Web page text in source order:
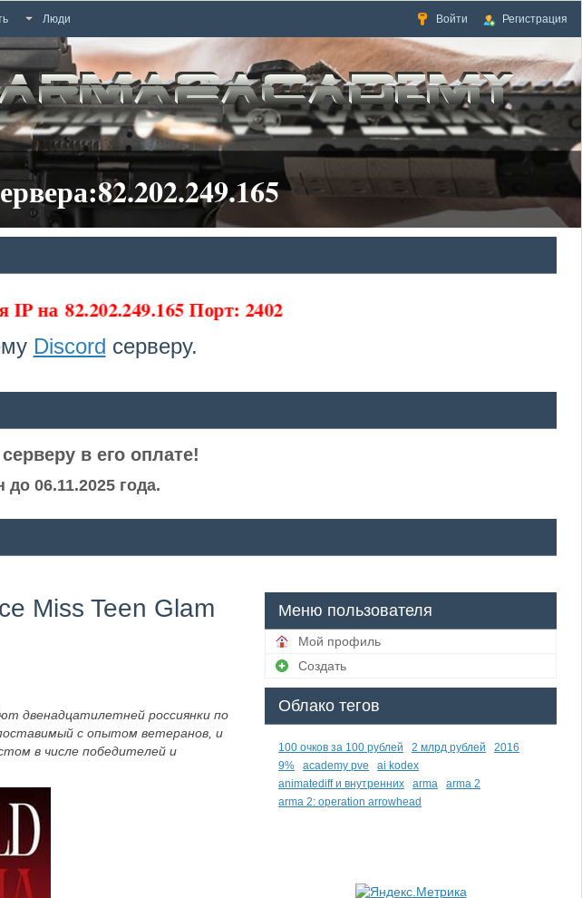
Люди Войти Регистрация
IP на 82.202.249.165 Порт: 2402
Discord серверу.
в его оплате!
06.11.2025 года.
Miss Teen Glam
двенадцатилетней россиянки по
с опытом ветеранов, и
в числе победителей и
Меню пользователя
Мой профиль
Создать
Облако тегов
100 очков за 100 рублей 2 млрд рублей
2016
9%
academy pve
ai kodex
animatediff и внутренних
arma
arma 2
arma 2: operation arrowhead